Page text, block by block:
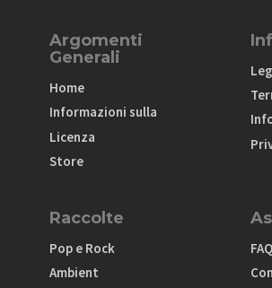
Argomenti
Generali
Home
Informazioni sulla
Licenza
Store
Raccolte
Pop e Rock
Ambient
FAQ